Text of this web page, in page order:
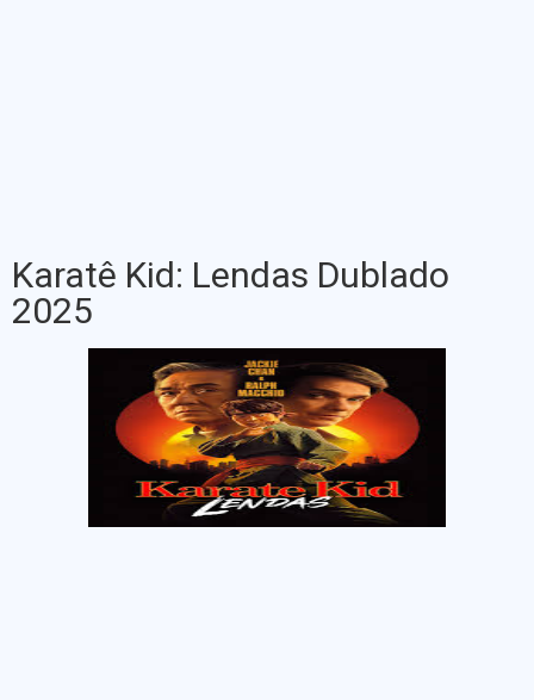
Karatê Kid: Lendas Dublado
2025